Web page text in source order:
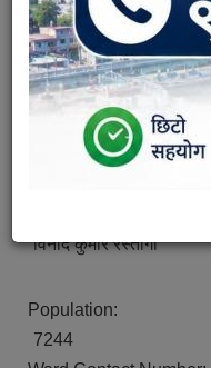
तरुण कुमार बज्राचार्य
महिला सदस्य
सुशिला पन्त
दलित महिला सदस्य
चन्दा चिडिमार
विनोद कुमार रस्तोगी
Population:
7244